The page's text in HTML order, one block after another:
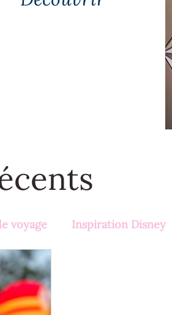
voyage Inspiration Disney